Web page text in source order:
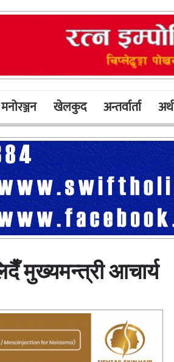
मनोरञ्जन खेलकुद अन्तर्वार्ता अर्थ
मुख्यमन्त्री आचार्य